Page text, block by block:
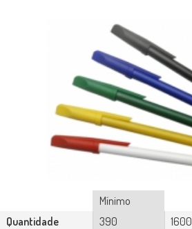
Mínimo
Quantidade
390 1600